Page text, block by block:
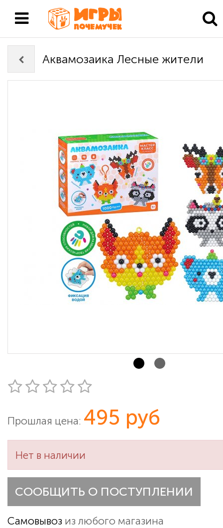
Аквамозаика Лесные жители
Прошлая цена: 495 руб
Нет в наличии
СООБЩИТЬ О ПОСТУПЛЕНИИ
Самовывоз из любого магазина